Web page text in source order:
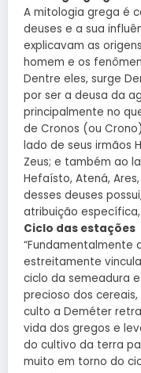
A mitologia grega é
deuses e a sua
explicavam as
homem e os
Dentre eles, surge
por ser a deusa da
principalmente no
de Cronos (ou
lado de seus irmãos
Zeus; e também ao
Hefaísto, Atená,
desses deuses
atribuição
Ciclo das estações
“Fundamentalmente
estreitamente
ciclo da semeadura
precioso dos cereais,
culto a Deméter
vida dos gregos e
do cultivo da terra
muito em torno do